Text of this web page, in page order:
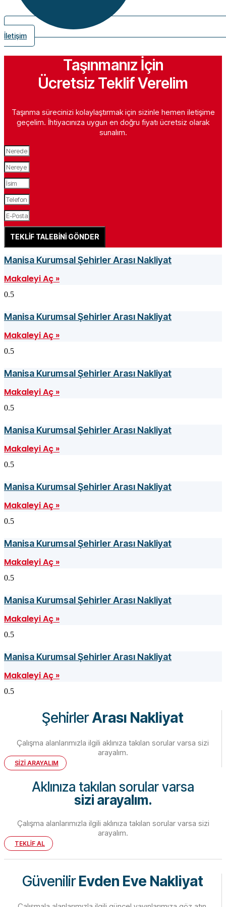
İletişim
Taşınmanız İçin
Ücretsiz Teklif Verelim
Taşınma sürecinizi kolaylaştırmak için sizinle hemen iletişime
geçelim. İhtiyacınıza uygun en doğru fiyatı ücretsiz olarak
sunalım.
TEKLİF TALEBİNİ GÖNDER
Manisa Kurumsal Şehirler Arası Nakliyat
Makaleyi Aç »
Manisa Kurumsal Şehirler Arası Nakliyat
Makaleyi Aç »
Manisa Kurumsal Şehirler Arası Nakliyat
Makaleyi Aç »
Manisa Kurumsal Şehirler Arası Nakliyat
Makaleyi Aç »
Manisa Kurumsal Şehirler Arası Nakliyat
Makaleyi Aç »
Manisa Kurumsal Şehirler Arası Nakliyat
Makaleyi Aç »
Manisa Kurumsal Şehirler Arası Nakliyat
Makaleyi Aç »
Manisa Kurumsal Şehirler Arası Nakliyat
Makaleyi Aç »
ŞehirlerArası Nakliyat
Çalışma alanlarımızla ilgili aklınıza takılan sorular varsa sizi
arayalım.
SİZİ ARAYALIM
Aklınıza takılan sorular varsa
sizi arayalım.
Çalışma alanlarımızla ilgili aklınıza takılan sorular varsa sizi
arayalım.
TEKLİF AL
GüvenilirEvden Eve Nakliyat